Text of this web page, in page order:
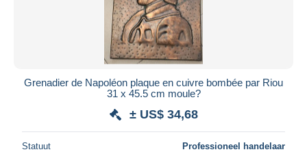
Grenadier de Napoléon plaque en cuivre bombée par Riou
31 x 45.5 cm moule?
± US$ 34,68
Statuut Professioneel handelaar